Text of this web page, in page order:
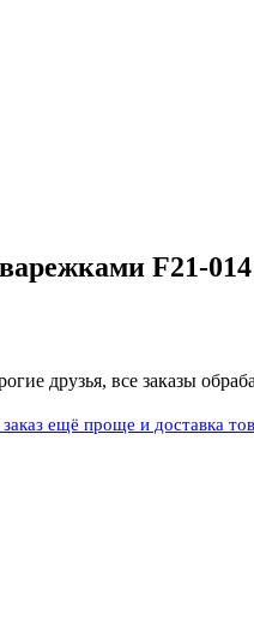
F21-014
друзья, все заказы
ещё проще и доставка